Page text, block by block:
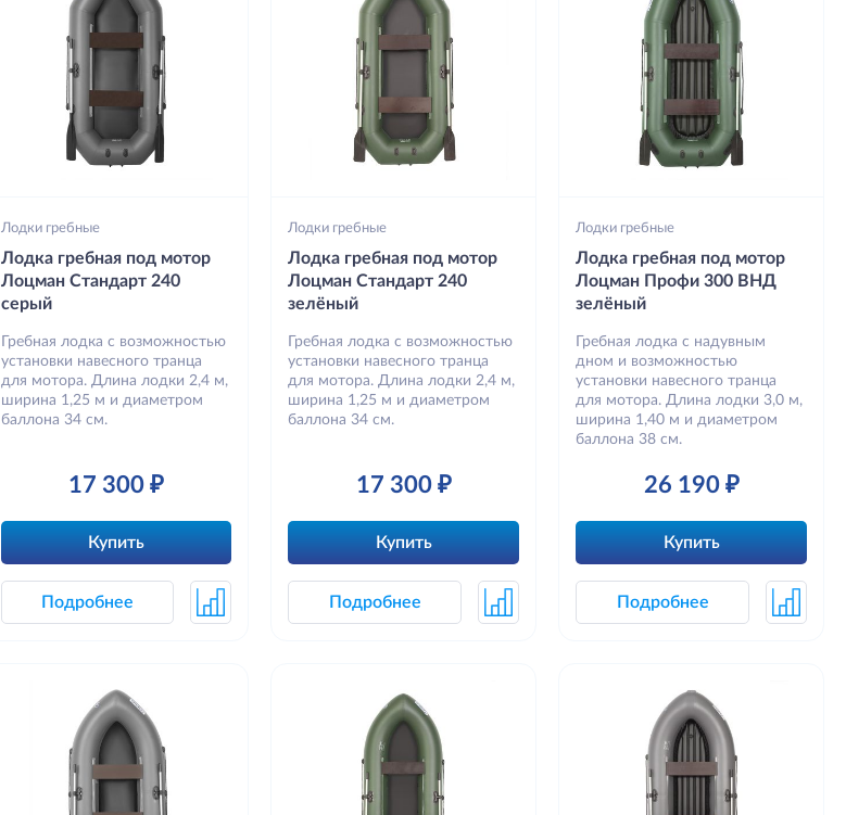
Лодки гребные
Лодка гребная под мотор
Лоцман Стандарт 240
серый
Гребная лодка с возможностью
установки навесного транца
для мотора. Длина лодки 2,4 м,
ширина 1,25 м и диаметром
баллона 34 см.
17 300 ₽
Купить
Подробнее
Лодки гребные
Лодка гребная под мотор
Лоцман Стандарт 240
зелёный
Гребная лодка с возможностью
установки навесного транца
для мотора. Длина лодки 2,4 м,
ширина 1,25 м и диаметром
баллона 34 см.
17 300 ₽
Купить
Подробнее
Лодки гребные
Лодка гребная под мотор
Лоцман Профи 300 ВНД
зелёный
Гребная лодка с надувным
дном и возможностью
установки навесного транца
для мотора. Длина лодки 3,0 м,
ширина 1,40 м и диаметром
баллона 38 см.
26 190 ₽
Купить
Подробнее